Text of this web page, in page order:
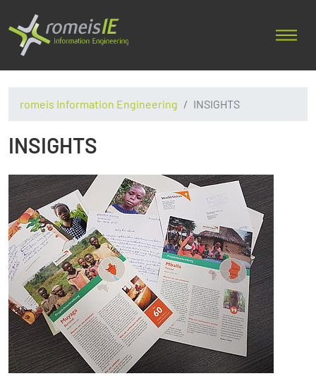
romeis Information Engineering INSIGHTS
INSIGHTS